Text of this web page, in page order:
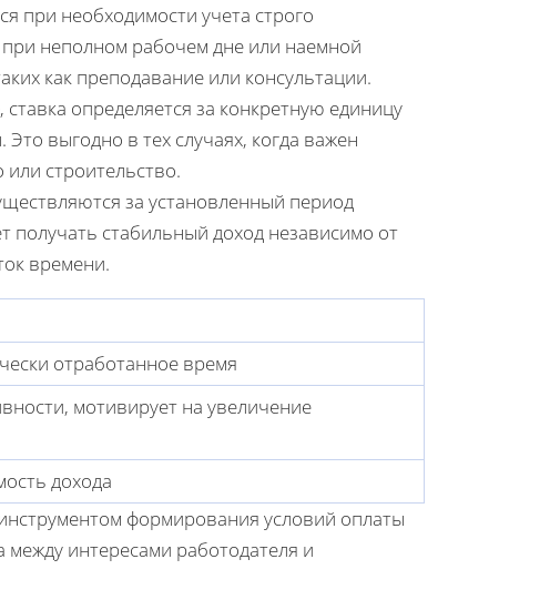
при необходимости учета строго
неполном рабочем дне или наемной
как преподавание или консультации.
определяется за конкретную единицу
выгодно в тех случаях, когда важен
или строительство.
за установленный период
получать стабильный доход независимо от
времени.
отработанное время
мотивирует на увеличение
дохода
формирования условий оплаты
интересами работодателя и